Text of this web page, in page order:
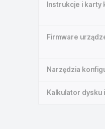
Instrukcje i karty
Firmware
Narzędzia
Kalkulator